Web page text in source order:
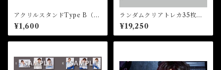
アクリルスタンドType B（T
HE SUMMER 2022）
¥1,600
ランダムクリアトレカ35枚セ
ット（VOL.5)★2026FCM
¥19,250